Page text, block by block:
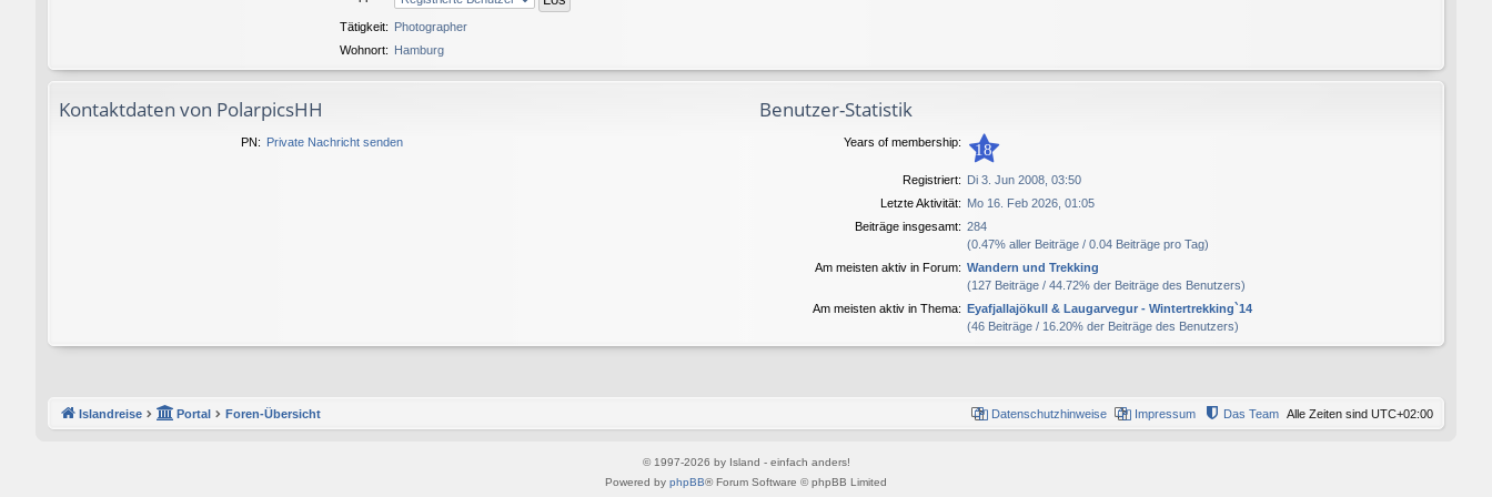
Tätigkeit: Photographer
Wohnort: Hamburg
Kontaktdaten von PolarpicsHH
PN: Private Nachricht senden
Benutzer-Statistik
Years of membership: 18
Registriert:
Di 3. Jun 2008, 03:50
Letzte Aktivität: Mo 16. Feb 2026, 01:05
Beiträge insgesamt: 284
(0.47% aller Beiträge / 0.04 Beiträge pro Tag)
Am meisten aktiv in Forum: Wandern und Trekking
(127 Beiträge / 44.72% der Beiträge des Benutzers)
Am meisten aktiv in Thema:
Eyafjallajökull & Laugarvegur - Wintertrekking`14
(46 Beiträge / 16.20% der Beiträge des Benutzers)
Islandreise Portal Foren-Übersicht Alle Zeiten sind UTC+02:00
Das Team
Impressum
Datenschutzhinweise
© 1997-2026 by Island - einfach anders!
Powered by phpBB® Forum Software © phpBB Limited